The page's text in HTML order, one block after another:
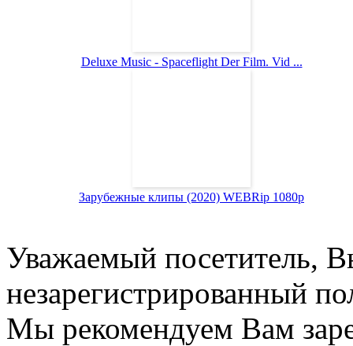
Deluxe Music - Spaceflight Der Film. Vid ...
Зарубежные клипы (2020) WEBRip 1080p
Уважаемый посетитель,
незарегистрированный
Мы рекомендуем Вам